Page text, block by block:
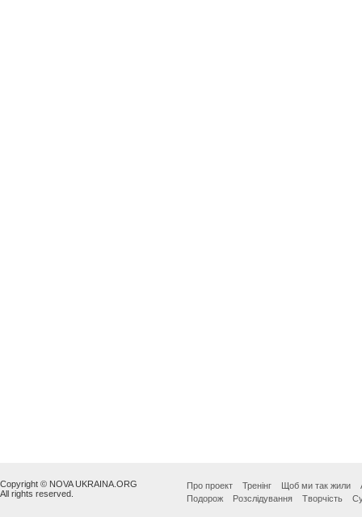
Copyright © NOVA UKRAINA.ORG
All rights reserved.
Про проект Тренінг Щоб ми так жили
Подорож
Розслідування Творчість